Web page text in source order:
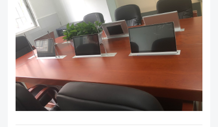
HAKKIMIZDA